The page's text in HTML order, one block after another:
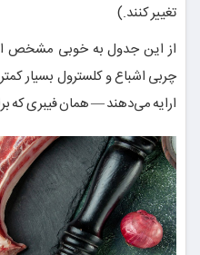
تغییر کنند.)
از این جدول به خوبی مشخص
چربی اشباع و کلسترول بسیار
ارایه می‌دهند — همان فیبری که